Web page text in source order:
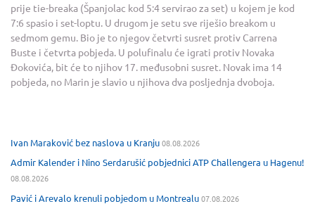
prije tie-breaka (Španjolac kod 5:4 servirao za set) u kojem je kod
7:6 spasio i set-loptu. U drugom je setu sve riješio breakom u
sedmom gemu. Bio je to njegov četvrti susret protiv Carrena
Buste i četvrta pobjeda. U polufinalu će igrati protiv Novaka
Đokovića, bit će to njihov 17. međusobni susret. Novak ima 14
pobjeda, no Marin je slavio u njihova dva posljednja dvoboja.
Ivan Maraković bez naslova u Kranju08.08.2026
Admir Kalender i Nino Serdarušić pobjednici ATP Challengera u Hagenu!
08.08.2026
Pavić i Arevalo krenuli pobjedom u Montrealu07.08.2026